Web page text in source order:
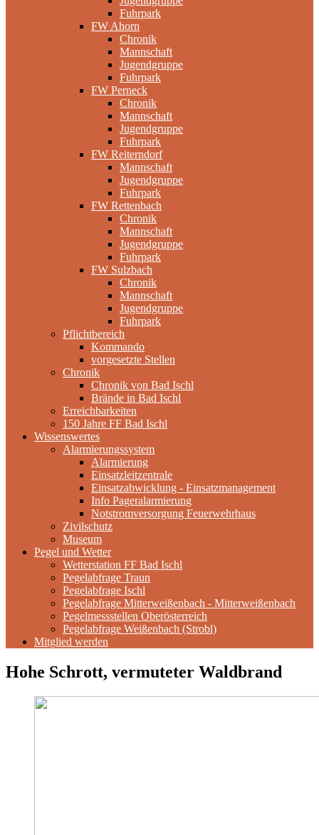
Fuhrpark
FW Ahorn
Chronik
Mannschaft
Jugendgruppe
Fuhrpark
FW Perneck
Chronik
Mannschaft
Jugendgruppe
Fuhrpark
FW Reiterndorf
Mannschaft
Jugendgruppe
Fuhrpark
FW Rettenbach
Chronik
Mannschaft
Jugendgruppe
Fuhrpark
FW Sulzbach
Chronik
Mannschaft
Jugendgruppe
Fuhrpark
Pflichtbereich
Kommando
vorgesetzte Stellen
Chronik
Chronik von Bad Ischl
Brände in Bad Ischl
Erreichbarkeiten
150 Jahre FF Bad Ischl
Wissenswertes
Alarmierungssystem
Alarmierung
Einsatzleitzentrale
Einsatzabwicklung - Einsatzmanagement
Info Pageralarmierung
Notstromversorgung Feuerwehrhaus
Zivilschutz
Museum
Pegel und Wetter
Wetterstation FF Bad Ischl
Pegelabfrage Traun
Pegelabfrage Ischl
Pegelabfrage Mitterweißenbach - Mitterweißenbach
Pegelmessstellen Oberösterreich
Pegelabfrage Weißenbach (Strobl)
Mitglied werden
Hohe Schrott, vermuteter Waldbrand